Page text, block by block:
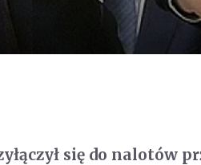
się do nalotów